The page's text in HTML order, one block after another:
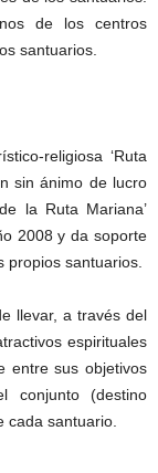
de los centros
santuarios.
religiosa ‘Ruta
sin ánimo de lucro
la Ruta Mariana’
2008 y da soporte
santuarios.
llevar, a través del
espirituales
entre sus objetivos
conjunto (destino
cada santuario.